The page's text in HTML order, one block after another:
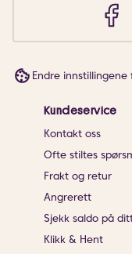
Endre
Kundeservice
Kontakt oss
Ofte stiltes
Frakt og retur
Angrerett
Sjekk saldo på
Klikk & Hent